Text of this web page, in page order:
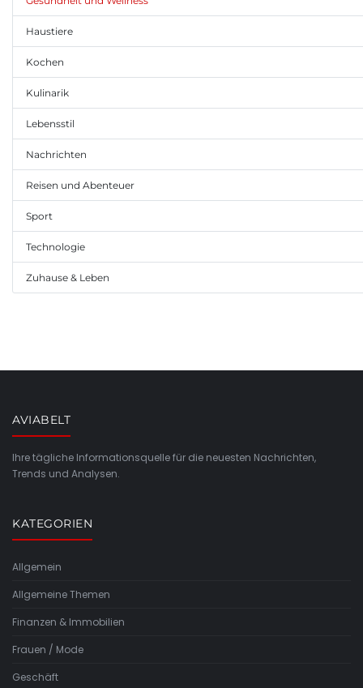
Haustiere
Kochen
Kulinarik
Lebensstil
Nachrichten
Reisen und Abenteuer
Sport
Technologie
Zuhause & Leben
AVIABELT
Ihre tägliche Informationsquelle für die neuesten Nachrichten,
Trends und Analysen.
KATEGORIEN
Allgemein
Allgemeine Themen
Finanzen & Immobilien
Frauen / Mode
Geschäft